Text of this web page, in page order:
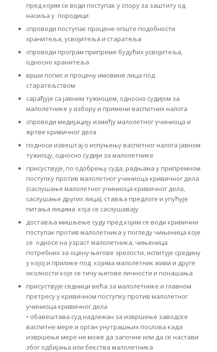
пред којим се води поступак у спору за заштиту од
насиља у породици
спроводи поступак процене опште подобности
хранитеља, усвојитеља и старатеља
спроводи програм припреме будућих усвојитеља,
односно хранитеља
врши попис и процену имовине лица под
старатељством
сарађује са јавним тужиоцем, односно судијом за
малолетнике у избору и примени васпитних налога
спроводи медијацију између малолетног учиниоца и
жртве кривичног дела
подноси извештај о испуњењу васпитног налога јавном
тужиоцу, односно судији за малолетнике
присуствује, по одобрењу суда, радњама у припремном
поступку против малолетног учиниоца кривичног дела
(саслушање малолетног учиниоца кривичног дела,
саслушање других лица), ставља предлоге и упућује
питања лицима која се саслушавају
доставља мишљење суду пред којим се води кривични
поступак против малолетника у погледу чињеница које
се односе на узраст малолетника, чињеница
потребних за оцену његове зрелости, испитује средину
у којој и прилике под којима малолетник живи и друге
околности које се тичу његове личности и понашања
присуствује седници већа за малолетнике и главном
претресу у кривичном поступку против малолетног
учиниоца кривичног дела
• обавештава суд надлежан за извршење заводске
васпитне мере и орган унутрашњих послова када
извршење мере не може да започне или да се настави
због одбијања или бекства малолетника